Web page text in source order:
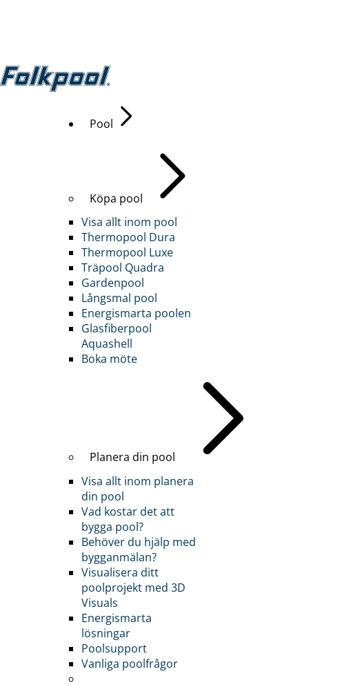
Pool
Köpa pool
Visa allt inom pool
Thermopool Dura
Thermopool Luxe
Träpool Quadra
Gardenpool
Långsmal pool
Energismarta poolen
Glasfiberpool
Aquashell
Boka möte
Planera din pool
Visa allt inom planera
din pool
Vad kostar det att
bygga pool?
Behöver du hjälp med
bygganmälan?
Visualisera ditt
poolprojekt med 3D
Visuals
Energismarta
lösningar
Poolsupport
Vanliga poolfrågor